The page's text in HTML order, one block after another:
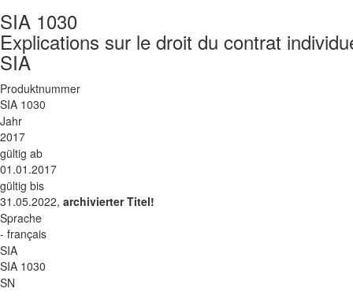
SIA 1030
Explications sur le droit du contrat
SIA
Produktnummer
SIA 1030
Jahr
2017
gültig ab
01.01.2017
gültig bis
31.05.2022, archivierter Titel!
Sprache
- français
SIA
SIA 1030
SN